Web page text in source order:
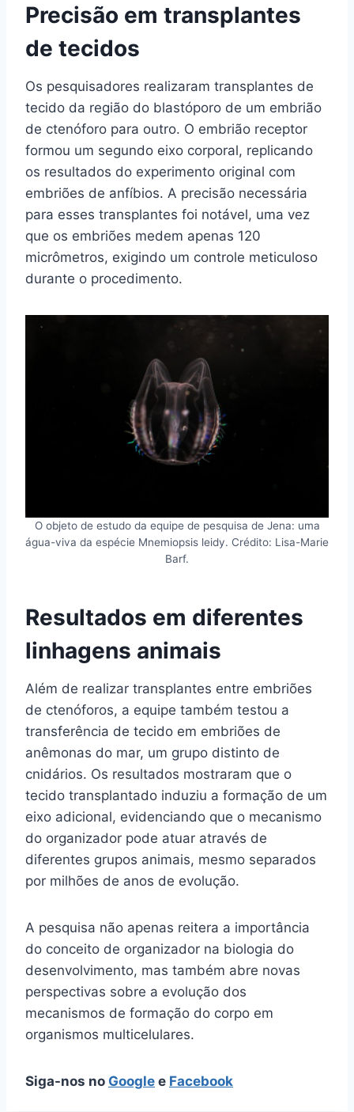
Precisão em transplantes
de tecidos
Os pesquisadores realizaram transplantes de
tecido da região do blastóporo de um embrião
de ctenóforo para outro. O embrião receptor
formou um segundo eixo corporal, replicando
os resultados do experimento original com
embriões de anfíbios. A precisão necessária
para esses transplantes foi notável, uma vez
que os embriões medem apenas 120
micrômetros, exigindo um controle meticuloso
durante o procedimento.
O objeto de estudo da equipe de pesquisa de Jena: uma
água-viva da espécie Mnemiopsis leidy. Crédito: Lisa-Marie
Barf.
Resultados em diferentes
linhagens animais
Além de realizar transplantes entre embriões
de ctenóforos, a equipe também testou a
transferência de tecido em embriões de
anêmonas do mar, um grupo distinto de
cnidários. Os resultados mostraram que o
tecido transplantado induziu a formação de um
eixo adicional, evidenciando que o mecanismo
do organizador pode atuar através de
diferentes grupos animais, mesmo separados
por milhões de anos de evolução.
A pesquisa não apenas reitera a importância
do conceito de organizador na biologia do
desenvolvimento, mas também abre novas
perspectivas sobre a evolução dos
mecanismos de formação do corpo em
organismos multicelulares.
Siga-nos no Google e Facebook